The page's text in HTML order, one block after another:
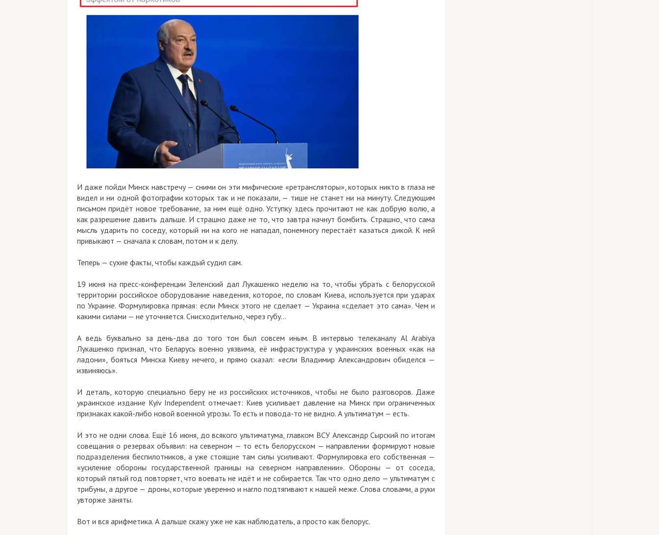
И даже пойди Минск навстречу — сними он эти мифические «ретрансляторы», которых никто в глаза не
видел и ни одной фотографии которых так и не показали, — тише не станет ни на минуту. Следующим
письмом придёт новое требование, за ним ещё одно. Уступку здесь прочитают не как добрую волю, а
как разрешение давить дальше. И страшно даже не то, что завтра начнут бомбить. Страшно, что сама
мысль ударить по соседу, который ни на кого не нападал, понемногу перестаёт казаться дикой. К ней
привыкают — сначала к словам, потом и к делу.
Теперь — сухие факты, чтобы каждый судил сам.
19 июня на пресс-конференции Зеленский дал Лукашенко неделю на то, чтобы убрать с белорусской
территории российское оборудование наведения, которое, по словам Киева, используется при ударах
по Украине. Формулировка прямая: если Минск этого не сделает — Украина «сделает это сама». Чем и
какими силами — не уточняется. Снисходительно, через губу…
А ведь буквально за день-два до того тон был совсем иным. В интервью телеканалу Al Arabiya
Лукашенко признал, что Беларусь военно уязвима, её инфраструктура у украинских военных «как на
ладони», бояться Минска Киеву нечего, и прямо сказал: «если Владимир Александрович обиделся —
извиняюсь».
И деталь, которую специально беру не из российских источников, чтобы не было разговоров. Даже
украинское издание Kyiv Independent отмечает: Киев усиливает давление на Минск при ограниченных
признаках какой-либо новой военной угрозы. То есть и повода-то не видно. А ультиматум — есть.
И это не одни слова. Ещё 16 июня, до всякого ультиматума, главком ВСУ Александр Сырский по итогам
совещания о резервах объявил: на северном — то есть белорусском — направлении формируют новые
подразделения беспилотников, а уже стоящие там силы усиливают. Формулировка его собственная —
«усиление обороны государственной границы на северном направлении». Обороны — от соседа,
который пятый год повторяет, что воевать не идёт и не собирается. Так что одно дело — ультиматум с
трибуны, а другое — дроны, которые уверенно и нагло подтягивают к нашей меже. Слова словами, а руки
увторже заняты.
Вот и вся арифметика. А дальше скажу уже не как наблюдатель, а просто как белорус.